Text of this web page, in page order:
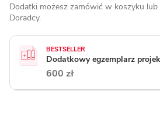
Dodatki możesz zamówić w koszyku
Doradcy.
BESTSELLER
Dodatkowy egzemplarz
600 zł